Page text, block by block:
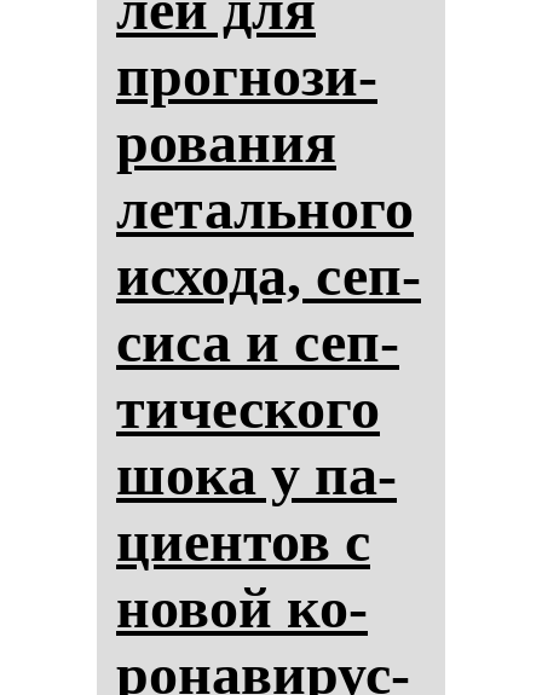
прог­но­зи­
ро­ва­ния
ле­таль­но­го
ис­хо­да, сеп­
си­са и сеп­
ти­чес­ко­го
шо­ка у па­
ци­ен­тов с
но­вой ко­
ро­на­ви­рус­